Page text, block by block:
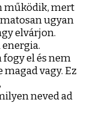
működik, mert
ugyan
elvárjon.
fogy el és nem
vagy. Ez
neved ad